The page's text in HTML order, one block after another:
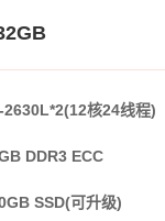
2630L*2(12核24线程)
DDR3 ECC
SSD(可升级)